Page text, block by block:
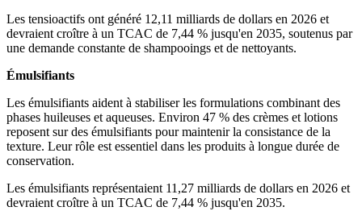
Les tensioactifs ont généré 12,11 milliards de dollars en 2026 et
devraient croître à un TCAC de 7,44 % jusqu'en 2035, soutenus par
une demande constante de shampooings et de nettoyants.
Émulsifiants
Les émulsifiants aident à stabiliser les formulations combinant des
phases huileuses et aqueuses. Environ 47 % des crèmes et lotions
reposent sur des émulsifiants pour maintenir la consistance de la
texture. Leur rôle est essentiel dans les produits à longue durée de
conservation.
Les émulsifiants représentaient 11,27 milliards de dollars en 2026 et
devraient croître à un TCAC de 7,44 % jusqu'en 2035.